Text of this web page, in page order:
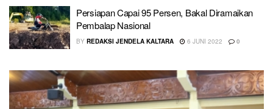
Persiapan Capai 95 Persen, Bakal Diramaikan
Pembalap Nasional
BY REDAKSI JENDELA KALTARA 6 JUNI 2022 0